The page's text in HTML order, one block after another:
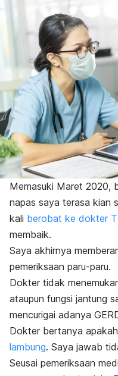
Memasuki Maret 2020,
napas saya terasa kian
kali berobat ke dokter
membaik.
Saya akhirnya
pemeriksaan paru-paru.
Dokter tidak
ataupun fungsi jantung
mencurigai adanya
Dokter bertanya
lambung. Saya jawab
Seusai pemeriksaan